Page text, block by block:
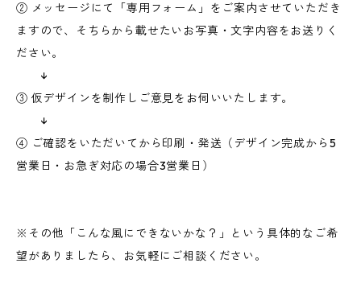
② メッセージにて「専用フォーム」をご案内させていただき
ますので、そちらから載せたいお写真・文字内容をお送りく
ださい。
↓
③ 仮デザインを制作しご意見をお伺いいたします。
↓
④ ご確認をいただいてから印刷・発送（デザイン完成から5
営業日・お急ぎ対応の場合3営業日）
※その他「こんな風にできないかな？」という具体的なご希
望がありましたら、お気軽にご相談ください。